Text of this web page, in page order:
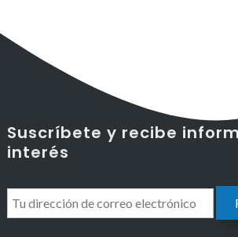
Suscríbete y recibe
interés